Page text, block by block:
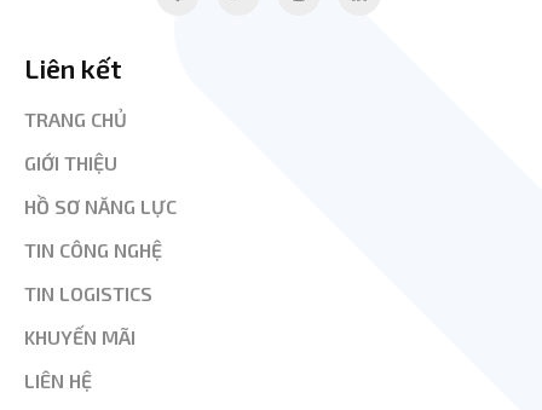
Liên kết
TRANG CHỦ
GIỚI THIỆU
HỒ SƠ NĂNG LỰC
TIN CÔNG NGHỆ
TIN LOGISTICS
KHUYẾN MÃI
LIÊN HỆ